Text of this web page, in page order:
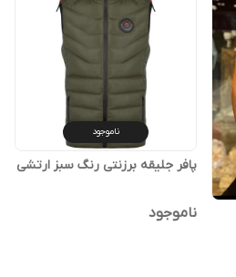
ناموجود
پافر جلیقه برزنتی رنگ‌ سبز ارتشی
ناموجود